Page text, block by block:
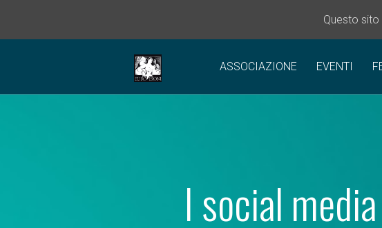
ASSOCIAZIONE EVENTI
I social
Questo sito